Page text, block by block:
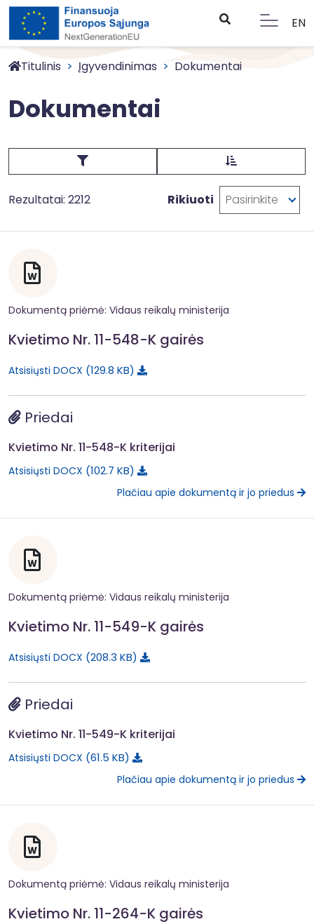
EN
Titulinis Įgyvendinimas Dokumentai
Dokumentai
Rezultatai: 2212 Rikiuoti Pasirinkite
Dokumentą priėmė: Vidaus reikalų ministerija
Kvietimo Nr. 11-548-K gairės
Atsisiųsti DOCX 129.8 KB
Priedai
Kvietimo Nr. 11-548-K kriterijai
Atsisiųsti DOCX 102.7 KB
Plačiau apie dokumentą ir jo priedus
Dokumentą priėmė: Vidaus reikalų ministerija
Kvietimo Nr. 11-549-K gairės
Atsisiųsti DOCX 208.3 KB
Priedai
Kvietimo Nr. 11-549-K kriterijai
Atsisiųsti DOCX 61.5 KB
Plačiau apie dokumentą ir jo priedus
Dokumentą priėmė: Vidaus reikalų ministerija
Kvietimo Nr. 11-264-K gairės